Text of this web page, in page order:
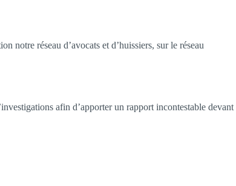
notre réseau d’avocats et d’huissiers, sur le réseau
afin d’apporter un rapport incontestable devant